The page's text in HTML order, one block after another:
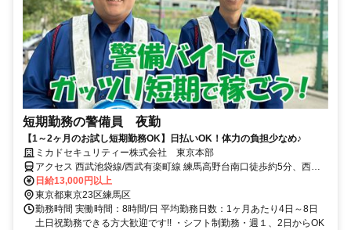
短期勤務の警備員 夜勤
【1～2ヶ月のお試し短期勤務OK】日払いOK！体力の負担少なめ♪
ミカドセキュリティー株式会社 東京本部
アクセス 西武池袋線/西武有楽町線 練馬高野台南口徒歩約5分、西武
池袋線/西武秩父線 富士見台北口徒歩約15分、西武池袋線/西武秩父線
石神井公園北口徒歩約18分
日給13,000円以上
東京都東京23区練馬区
勤務時間 実働時間：8時間/日 平均勤務日数：1ヶ月あたり4日～8日
土日祝勤務できる方大歓迎です!! ・シフト制勤務・週１、2日からOK